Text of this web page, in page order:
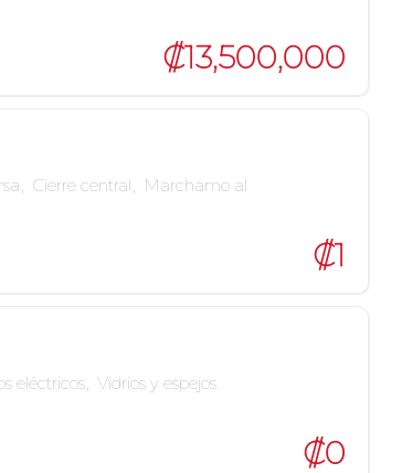
₡13,500,000
, Cierre central, Marchamo al
₡1
eléctricos, Vidrios y espejos
₡0